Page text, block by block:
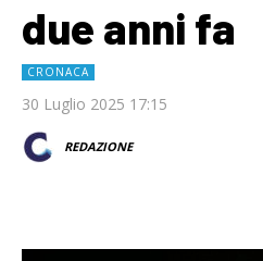
due anni fa
CRONACA
30 Luglio 2025 17:15
REDAZIONE